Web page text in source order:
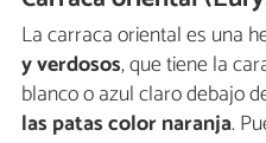
La carraca oriental es una
y verdosos, que tiene la
blanco o azul claro debajo
las patas color naranja.